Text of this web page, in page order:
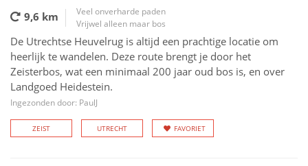
9,6 km
Veel onverharde paden
Vrijwel alleen maar bos
De Utrechtse Heuvelrug is altijd een prachtige locatie om
heerlijk te wandelen. Deze route brengt je door het
Zeisterbos, wat een minimaal 200 jaar oud bos is, en over
Landgoed Heidestein.
Ingezonden door: PaulJ
ZEIST UTRECHT FAVORIET